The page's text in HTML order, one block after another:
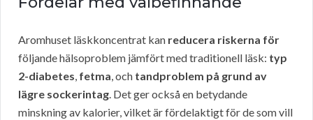
Aromhuset läskkoncentrat kan reducera riskerna för
följande hälsoproblem jämfört med traditionell läsk: typ
2-diabetes, fetma, och tandproblem på grund av
lägre sockerintag. Det ger också en betydande
minskning av kalorier, vilket är fördelaktigt för de som vill